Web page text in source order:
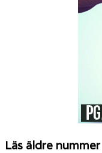
Läs äldre nummer